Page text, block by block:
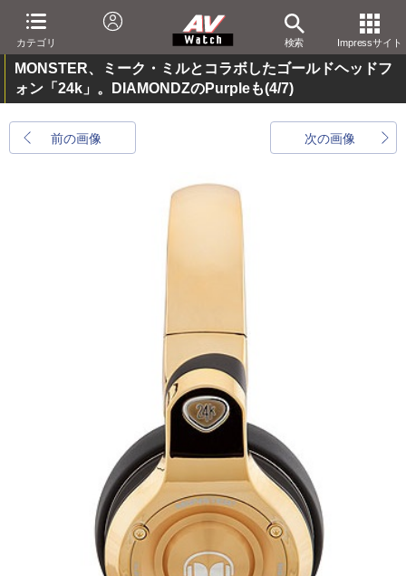
カテゴリ 検索 Impressサイト
MONSTER、ミーク・ミルとコラボしたゴールドヘッドフ
ォン「24k」。DIAMONDZのPurpleも(4/7)
前の画像 次の画像